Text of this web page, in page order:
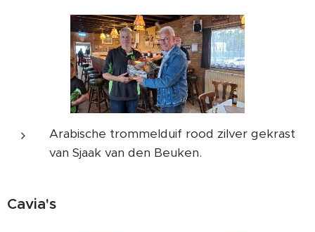
Arabische trommelduif rood zilver gekrast
van Sjaak van den Beuken.
Cavia's